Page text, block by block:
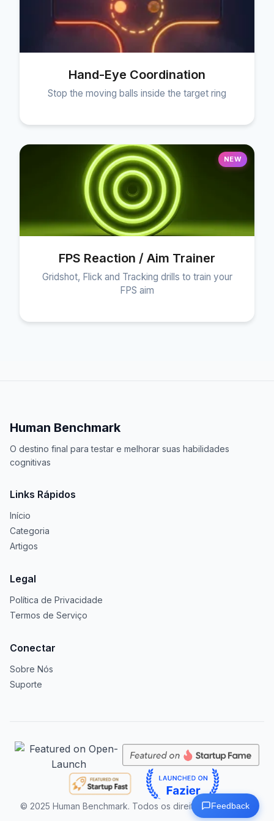
Hand-Eye Coordination
Stop the moving balls inside the target ring
NEW
FPS Reaction / Aim Trainer
Gridshot, Flick and Tracking drills to train your
FPS aim
Human Benchmark
O destino final para testar e melhorar suas habilidades
cognitivas
Links Rápidos
Início
Categoria
Artigos
Legal
Política de Privacidade
Termos de Serviço
Conectar
Sobre Nós
Suporte
© 2025 Human Benchmark. Todos os direitos reservados.
Feedback